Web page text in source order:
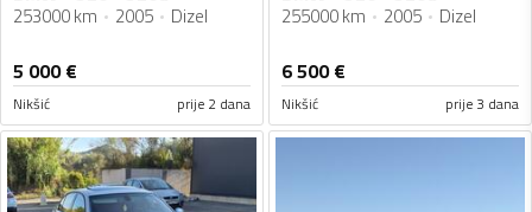
253000 km 2005 Dizel
5 000€
Nikšić prije 2 dana
255000 km 2005 Dizel
6 500€
Nikšić prije 3 dana